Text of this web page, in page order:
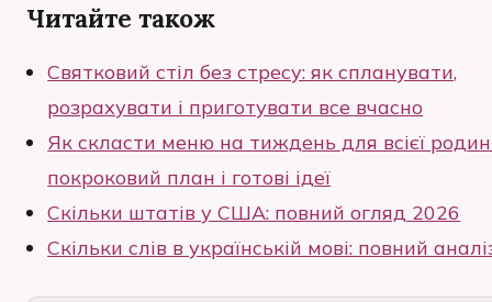
Читайте також
Святковий стіл без стресу: як спланувати,
розрахувати і приготувати все вчасно
Як скласти меню на тиждень для всієї
покроковий план і готові ідеї
Скільки штатів у США: повний огляд 2026
Скільки слів в українській мові: повний